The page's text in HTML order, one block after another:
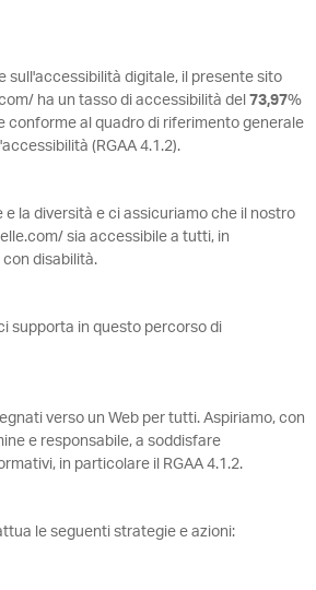
sull'accessibilità digitale, il presente sito
ha un tasso di accessibilità del 73,97%
conforme al quadro di riferimento generale
(RGAA 4.1.2).
e la diversità e ci assicuriamo che il nostro
sia accessibile a tutti, in
disabilità.
supporta in questo percorso di
verso un Web per tutti. Aspiriamo, con
e responsabile, a soddisfare
in particolare il RGAA 4.1.2.
le seguenti strategie e azioni: